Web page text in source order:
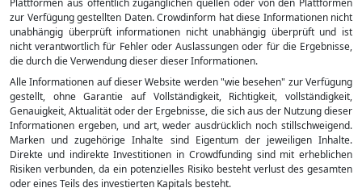
Plattformen aus öffentlich zugänglichen quellen oder von den Plattformen
zur Verfügung gestellten Daten. Crowdinform hat diese Informationen nicht
unabhängig überprüft informationen nicht unabhängig überprüft und ist
nicht verantwortlich für Fehler oder Auslassungen oder für die Ergebnisse,
die durch die Verwendung dieser dieser Informationen.
Alle Informationen auf dieser Website werden "wie besehen" zur Verfügung
gestellt, ohne Garantie auf Vollständigkeit, Richtigkeit, vollständigkeit,
Genauigkeit, Aktualität oder der Ergebnisse, die sich aus der Nutzung dieser
Informationen ergeben, und art, weder ausdrücklich noch stillschweigend.
Marken und zugehörige Inhalte sind Eigentum der jeweiligen Inhalte.
Direkte und indirekte Investitionen in Crowdfunding sind mit erheblichen
Risiken verbunden, da ein potenzielles Risiko besteht verlust des gesamten
oder eines Teils des investierten Kapitals besteht.